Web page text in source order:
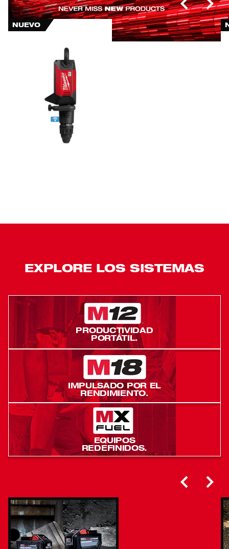
NUEVO
EXPLORE LOS SISTEMAS
PRODUCTIVIDAD
PORTÁTIL.
IMPULSADO POR EL
RENDIMIENTO.
EQUIPOS
REDEFINIDOS.